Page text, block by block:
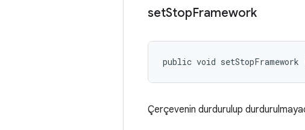
setStopFramework
public void setStopFramework
Çerçevenin durdurulup